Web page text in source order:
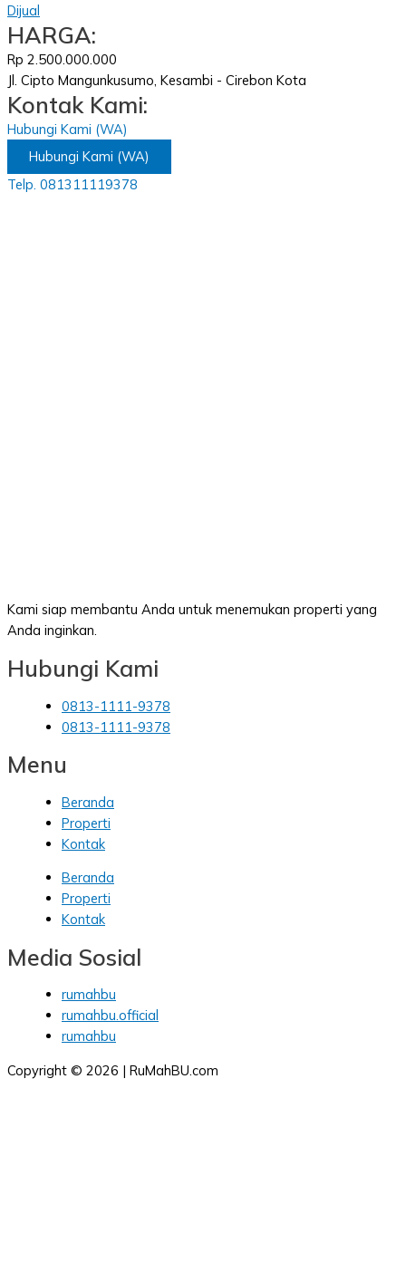
Dijual
HARGA:
Rp 2.500.000.000
Jl. Cipto Mangunkusumo, Kesambi - Cirebon Kota
Kontak Kami:
Hubungi Kami (WA)
Hubungi Kami (WA)
Telp. 081311119378
Kami siap membantu Anda untuk menemukan properti yang
Anda inginkan.
Hubungi Kami
0813-1111-9378
0813-1111-9378
Menu
Beranda
Properti
Kontak
Beranda
Properti
Kontak
Media Sosial
rumahbu
rumahbu.official
rumahbu
Copyright © 2026 | RuMahBU.com